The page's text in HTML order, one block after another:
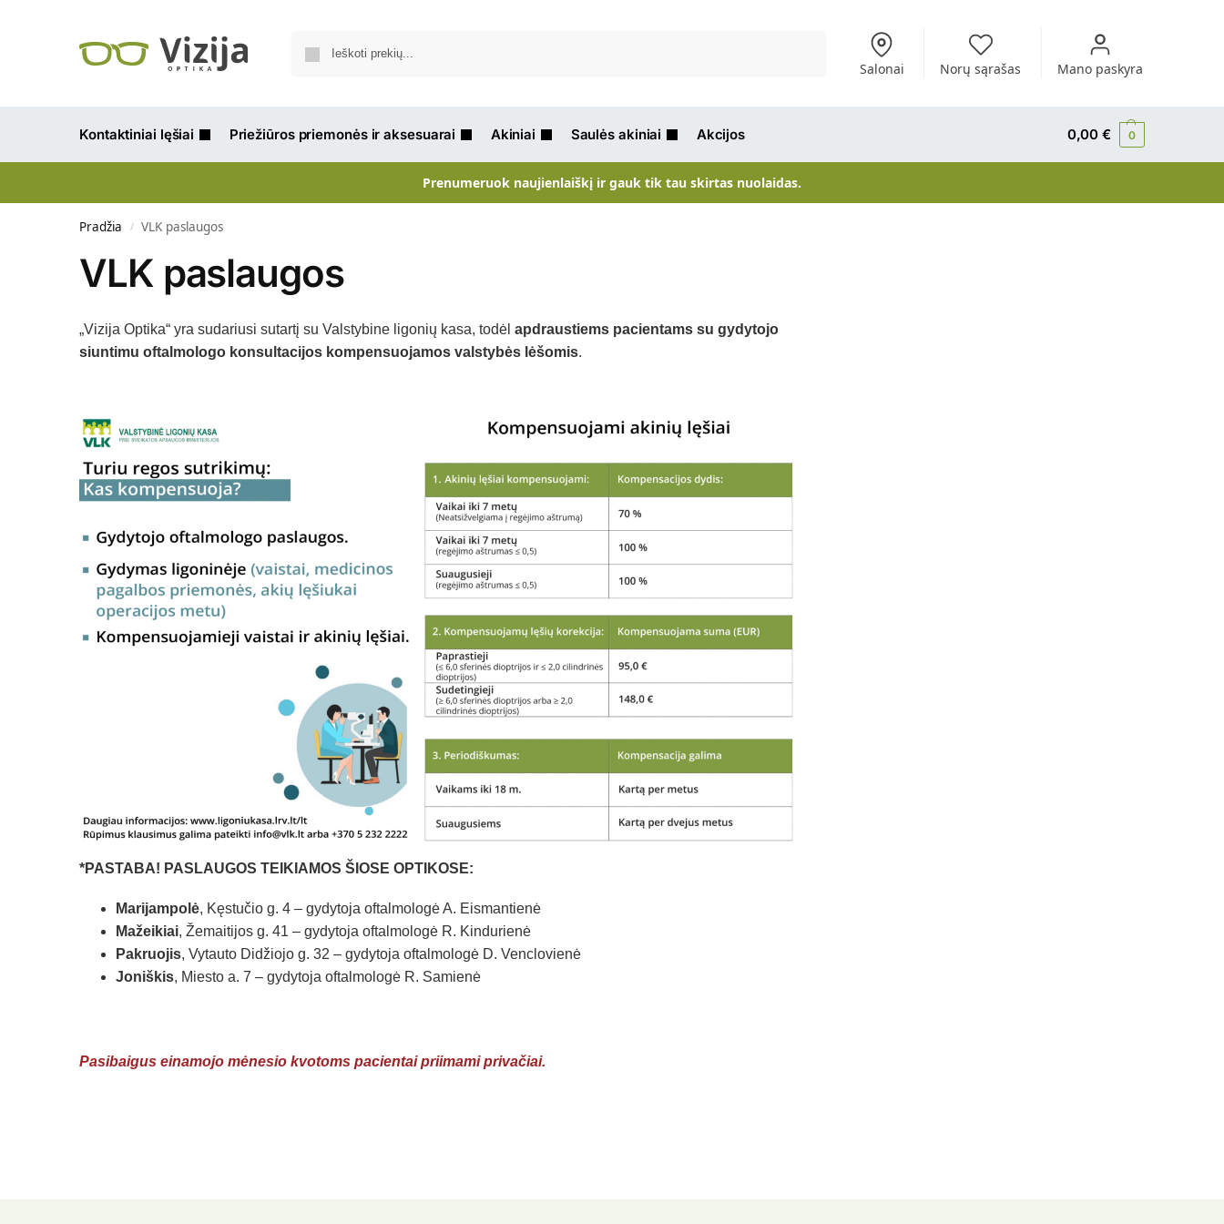
Salonai Norų sąrašas Mano paskyra
Kontaktiniai lęšiai Priežiūros priemonės ir aksesuarai Akiniai Saulės akiniai Akcijos 0,00€ 0
Prenumeruok naujienlaiškį ir gauk tik tau skirtas nuolaidas.
Pradžia / VLK paslaugos
VLK paslaugos
„Vizija Optika“ yra sudariusi sutartį su Valstybine ligonių kasa, todėl apdraustiems pacientams su gydytojo
siuntimu oftalmologo konsultacijos kompensuojamos valstybės lėšomis.
*PASTABA! PASLAUGOS TEIKIAMOS ŠIOSE OPTIKOSE:
Marijampolė, Kęstučio g. 4 – gydytoja oftalmologė A. Eismantienė
Mažeikiai, Žemaitijos g. 41 – gydytoja oftalmologė R. Kindurienė
Pakruojis, Vytauto Didžiojo g. 32 – gydytoja oftalmologė D. Venclovienė
Joniškis, Miesto a. 7 – gydytoja oftalmologė R. Samienė
Pasibaigus einamojo mėnesio kvotoms pacientai priimami privačiai.